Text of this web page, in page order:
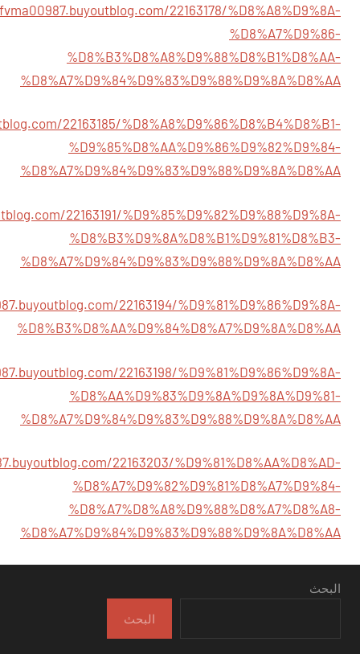
22163178/%D8%A8%D9%8A-
%D8%A7%D9%86-
%D8%B3%D8%A8%D9%88%D8%B1%D8%AA-
%D8%A7%D9%84%D9%83%D9%88%D9%8A%D8%AA
22163185/%D8%A8%D9%86%D8%B4%D8%B1-
%D9%85%D8%AA%D9%86%D9%82%D9%84-
%D8%A7%D9%84%D9%83%D9%88%D9%8A%D8%AA
22163191/%D9%85%D9%82%D9%88%D9%8A-
%D8%B3%D9%8A%D8%B1%D9%81%D8%B3-
%D8%A7%D9%84%D9%83%D9%88%D9%8A%D8%AA
22163194/%D9%81%D9%86%D9%8A-
%D8%B3%D8%AA%D9%84%D8%A7%D9%8A%D8%AA
22163198/%D9%81%D9%86%D9%8A-
%D8%AA%D9%83%D9%8A%D9%8A%D9%81-
%D8%A7%D9%84%D9%83%D9%88%D9%8A%D8%AA
22163203/%D9%81%D8%AA%D8%AD-
%D8%A7%D9%82%D9%81%D8%A7%D9%84-
%D8%A7%D8%A8%D9%88%D8%A7%D8%A8-
%D8%A7%D9%84%D9%83%D9%88%D9%8A%D8%AA
البحث
البحث